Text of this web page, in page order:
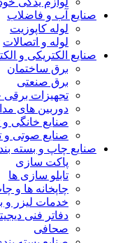
صنایع آب و فاضلاب
لوله کاپوزیت
لوله و اتصالات
صنایع الکتریکی و
برق ساختمان
برق صنعتی
تجهیزات برقی
دوربین های
صنایع خانگی و
صنایع صوتی و
صنایع چاپ و بسته
پاکت سازی
تابلو سازی ها
چاپخانه ها و
خدمات لیزر
دفاتر فنی
صحافی